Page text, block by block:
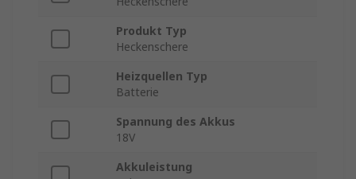
Produkt Typ
Heckenschere
Heizquellen Typ
Batterie
Spannung des Akkus
18V
Akkuleistung